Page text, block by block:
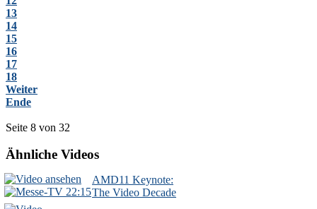
13
14
15
16
17
18
Weiter
Ende
Seite 8 von 32
Ähnliche Videos
22:15
AMD11 Keynote:
The Video Decade